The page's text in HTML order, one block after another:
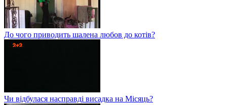
До чого приводить шалена любов до котів?
Чи відбулася насправді висадка на Місяць?